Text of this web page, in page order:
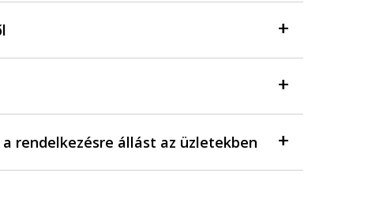
a rendelkezésre állást az üzletekben